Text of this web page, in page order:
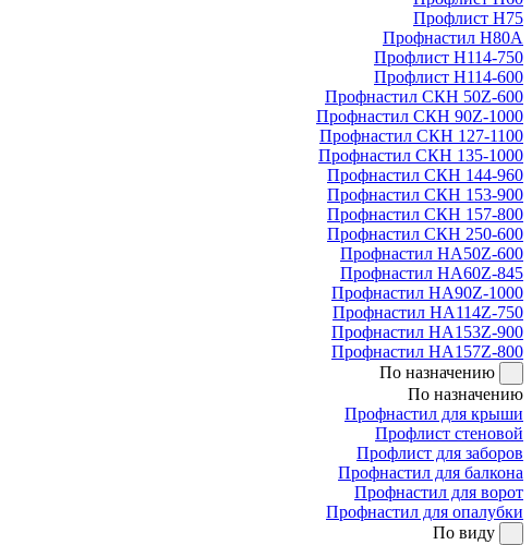
Профлист Н75
Профнастил Н80А
Профлист Н114-750
Профлист Н114-600
Профнастил СКН 50Z-600
Профнастил СКН 90Z-1000
Профнастил СКН 127-1100
Профнастил СКН 135-1000
Профнастил СКН 144-960
Профнастил СКН 153-900
Профнастил СКН 157-800
Профнастил СКН 250-600
Профнастил НА50Z-600
Профнастил НА60Z-845
Профнастил НА90Z-1000
Профнастил НА114Z-750
Профнастил НА153Z-900
Профнастил НА157Z-800
По назначению
По назначению
Профнастил для крыши
Профлист стеновой
Профлист для заборов
Профнастил для балкона
Профнастил для ворот
Профнастил для опалубки
По виду